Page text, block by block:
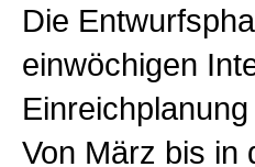
Die
einwöchigen
Von März bis in